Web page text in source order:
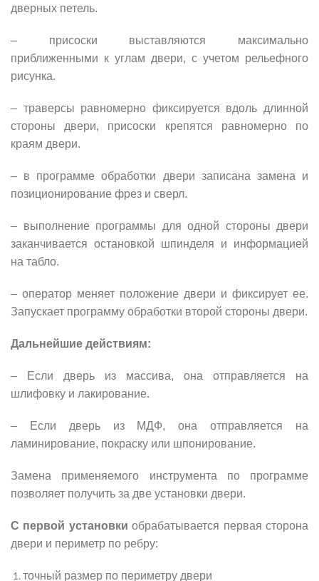
дверных петель.
– присоски выставляются максимально
приближенными к углам двери, с учетом рельефного
рисунка.
– траверсы равномерно фиксируется вдоль длинной
стороны двери, присоски крепятся равномерно по
краям двери.
– в программе обработки двери записана замена и
позиционирование фрез и сверл.
– выполнение программы для одной стороны двери
заканчивается остановкой шпинделя и информацией
на табло.
– оператор меняет положение двери и фиксирует ее.
Запускает программу обработки второй стороны двери.
Дальнейшие действиям:
– Если дверь из массива, она отправляется на
шлифовку и лакирование.
– Если дверь из МДФ, она отправляется на
ламинирование, покраску или шпонирование.
Замена применяемого инструмента по программе
позволяет получить за две установки двери.
С первой установки обрабатывается первая сторона
двери и периметр по ребру:
точный размер по периметру двери